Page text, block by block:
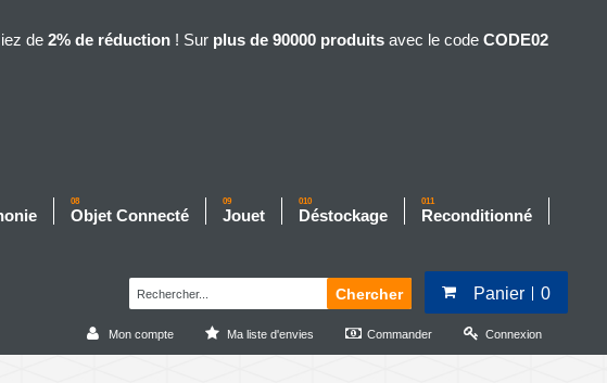
de 2% de réduction ! Sur plus de 90000 produits avec le code CODE02
08
Objet Connecté
09
Jouet
010
Déstockage
011
Reconditionné
Panier
0
Chercher
Mon compte Ma liste d'envies Commander Connexion